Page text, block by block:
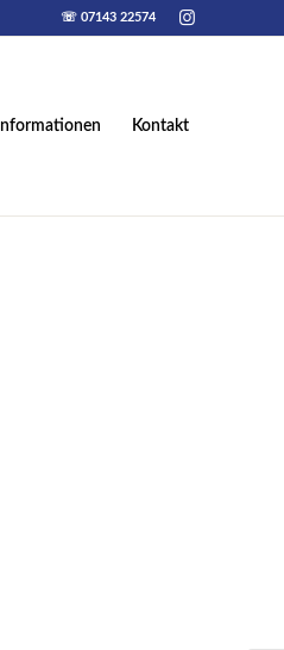
☏ 07143 22574
Informationen Kontakt